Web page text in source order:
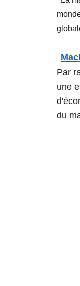
Par
une
du